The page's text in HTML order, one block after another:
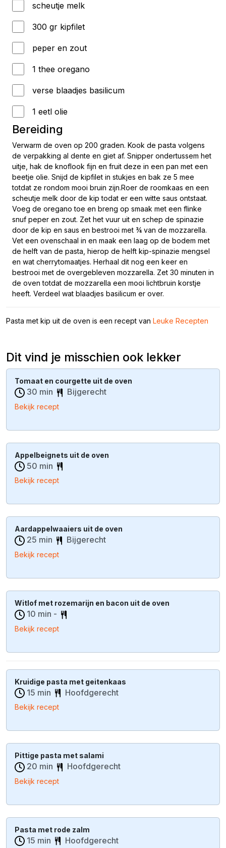
scheutje melk
300 gr kipfilet
peper en zout
1 thee oregano
verse blaadjes basilicum
1 eetl olie
Bereiding
Verwarm de oven op 200 graden. Kook de pasta volgens
de verpakking al dente en giet af. Snipper ondertussem het
uitje, hak de knoflook fijn en fruit deze in een pan met een
beetje olie. Snijd de kipfilet in stukjes en bak ze 5 mee
totdat ze rondom mooi bruin zijn.Roer de roomkaas en een
scheutje melk door de kip todat er een witte saus ontstaat.
Voeg de oregano toe en breng op smaak met een flinke
snuf peper en zout. Zet het vuur uit en schep de spinazie
door de kip en saus en bestrooi met ¾ van de mozzarella.
Vet een ovenschaal in en maak een laag op de bodem met
de helft van de pasta, hierop de helft kip-spinazie mengsel
en wat cherrytomaatjes. Herhaal dit nog een keer en
bestrooi met de overgebleven mozzarella. Zet 30 minuten in
de oven totdat de mozzarella een mooi lichtbruin korstje
heeft. Verdeel wat blaadjes basilicum er over.
Pasta met kip uit de oven is een recept van Leuke Recepten
Dit vind je misschien ook lekker
Tomaat en courgette uit de oven
30 min Bijgerecht
Bekijk recept
Appelbeignets uit de oven
50 min
Bekijk recept
Aardappelwaaiers uit de oven
25 min Bijgerecht
Bekijk recept
Witlof met rozemarijn en bacon uit de oven
10 min -
Bekijk recept
Kruidige pasta met geitenkaas
15 min Hoofdgerecht
Bekijk recept
Pittige pasta met salami
20 min Hoofdgerecht
Bekijk recept
Pasta met rode zalm
15 min Hoofdgerecht